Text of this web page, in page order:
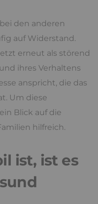
den anderen
auf Widerstand.
erneut als störend
ihres Verhaltens
anspricht, die das
Um diese
Blick auf die
hilfreich.
ist, ist es